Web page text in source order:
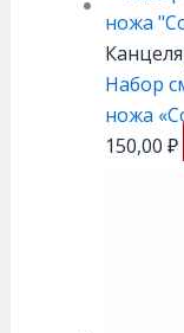
Набор
ножа
150,00 ₽